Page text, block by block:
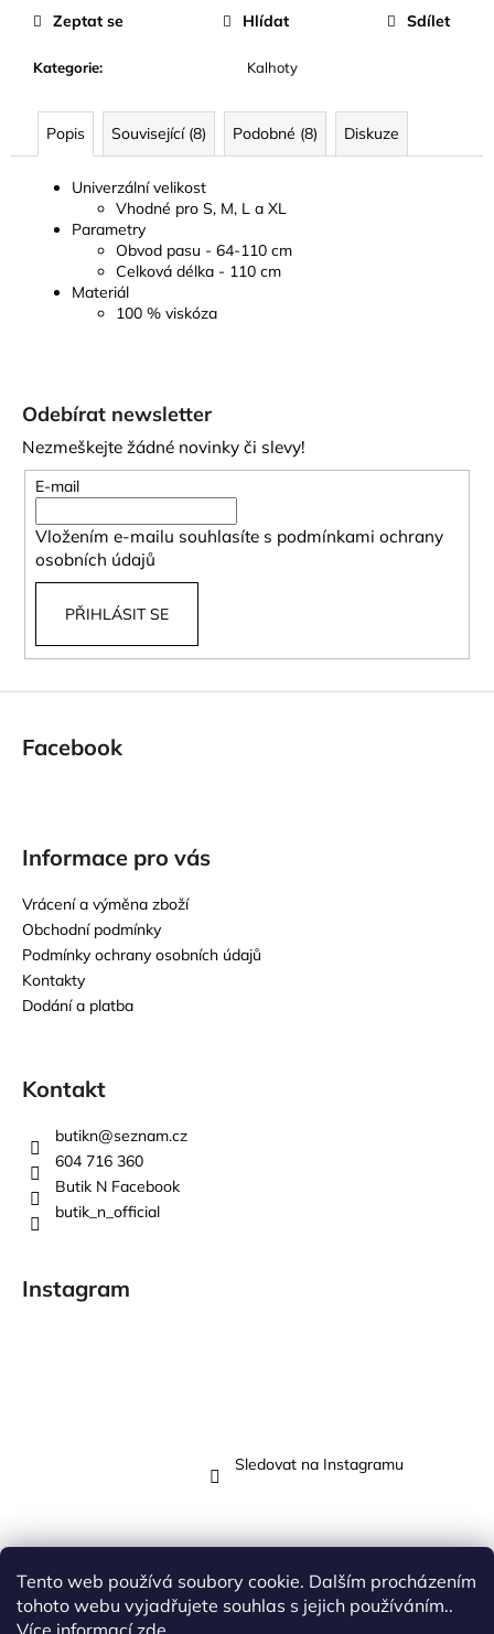
Tento web používá soubory cookie. Dalším procházením
tohoto webu vyjadřujete souhlas s jejich používáním..
Více informacízde
Kategorie: Kalhoty
Zeptat se Hlídat Sdílet
Popis Související (8) Podobné (8) Diskuze
Univerzální velikost
Vhodné pro S, M, L a XL
Parametry
Obvod pasu - 64-110 cm
Celková délka - 110 cm
Materiál
100 % viskóza
Odebírat newsletter
Nezmeškejte žádné novinky či slevy!
E-mail
Vložením e-mailu souhlasíte s podmínkami ochrany
osobních údajů
PŘIHLÁSIT SE
Facebook
Informace pro vás
Vrácení a výměna zboží
Obchodní podmínky
Podmínky ochrany osobních údajů
Kontakty
Dodání a platba
Kontakt
butikn@seznam.cz
604 716 360
Butik N Facebook
butik_n_official
Instagram
Sledovat na Instagramu
Přijímáme online platby